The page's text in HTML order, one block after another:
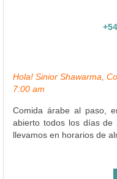
Hola! Sinior Shawarma,
7:00 am
Comida árabe al paso,
abierto todos los días
llevamos en horarios de